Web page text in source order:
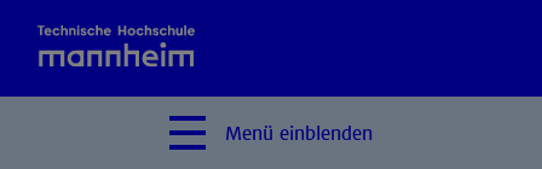
Menü einblenden